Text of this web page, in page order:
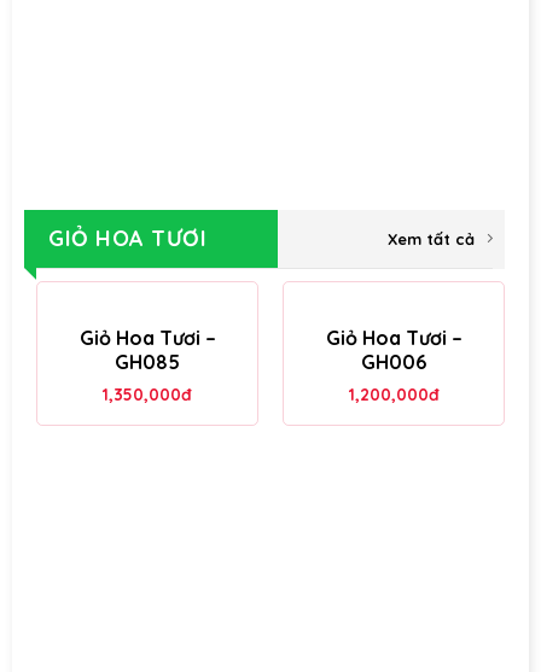
GIỎ HOA TƯƠI Xem tất cả
Giỏ Hoa Tươi –
GH085
1,350,000đ
Giỏ Hoa Tươi –
GH006
1,200,000đ